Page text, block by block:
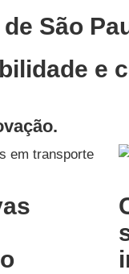
São
e